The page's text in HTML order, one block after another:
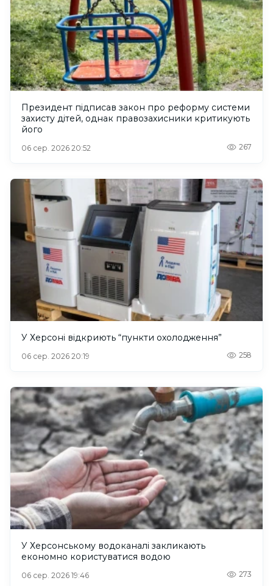
Президент підписав закон про реформу системи
захисту дітей, однак правозахисники критикують
його
06 сер. 2026 20:52 267
У Херсоні відкриють “пункти охолодження”
06 сер. 2026 20:19 258
У Херсонському водоканалі закликають
економно користуватися водою
06 сер. 2026 19:46 273